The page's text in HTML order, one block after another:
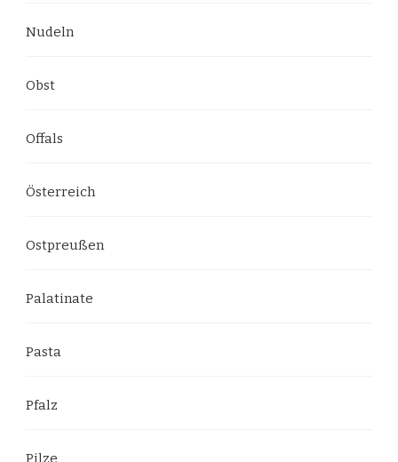
Nudeln
Obst
Offals
Österreich
Ostpreußen
Palatinate
Pasta
Pfalz
Pilze